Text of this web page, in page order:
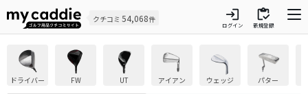
クチコミ 54,068件 login
ログイン
inventory
新規登録
ドライバー FW UT アイアン ウェッジ パター